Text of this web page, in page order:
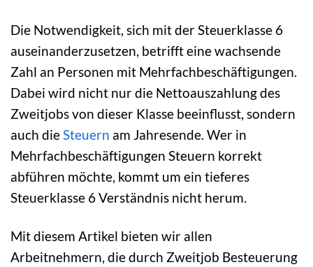
Die Notwendigkeit, sich mit der Steuerklasse 6
auseinanderzusetzen, betrifft eine wachsende
Zahl an Personen mit Mehrfachbeschäftigungen.
Dabei wird nicht nur die Nettoauszahlung des
Zweitjobs von dieser Klasse beeinflusst, sondern
auch dieSteuern am Jahresende. Wer in
Mehrfachbeschäftigungen Steuern korrekt
abführen möchte, kommt um ein tieferes
Steuerklasse 6 Verständnis nicht herum.
Mit diesem Artikel bieten wir allen
Arbeitnehmern, die durch Zweitjob Besteuerung